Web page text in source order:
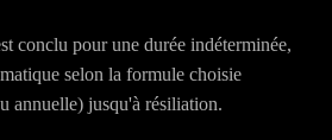
conclu pour une durée indéterminée,
selon la formule choisie
annuelle) jusqu'à résiliation.